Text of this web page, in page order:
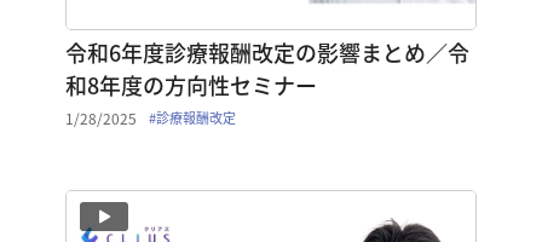
令和6年度診療報酬改定の影響まとめ／令
和8年度の方向性セミナー
1/28/2025 #診療報酬改定